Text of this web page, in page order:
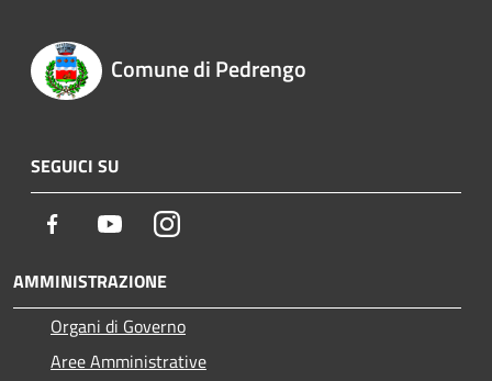
Comune di Pedrengo
SEGUICI SU
Facebook YoutubeInstagram
AMMINISTRAZIONE
Organi di Governo
Aree Amministrative